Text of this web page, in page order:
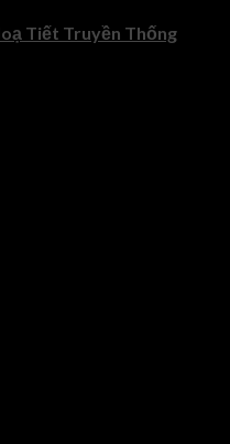
Tiết Truyền Thống